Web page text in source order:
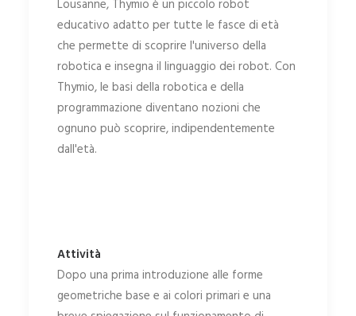
Lousanne, Thymio è un piccolo robot
educativo adatto per tutte le fasce di età
che permette di scoprire l'universo della
robotica e insegna il linguaggio dei robot. Con
Thymio, le basi della robotica e della
programmazione diventano nozioni che
ognuno può scoprire, indipendentemente
dall'età.
Attività
Dopo una prima introduzione alle forme
geometriche base e ai colori primari e una